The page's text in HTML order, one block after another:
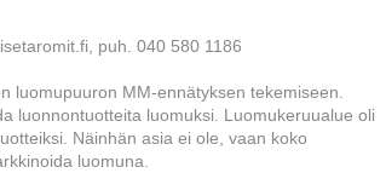
puh. 040 580 1186
luomupuuron MM-ennätyksen tekemiseen.
luonnontuotteita luomuksi. Luomukeruualue oli
Näinhän asia ei ole, vaan koko
luomuna.